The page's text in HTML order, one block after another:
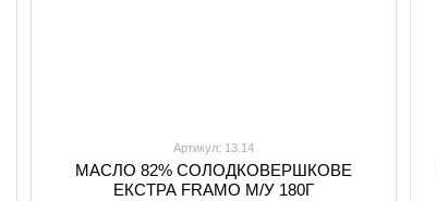
Артикул: 13.14
МАСЛО 82% СОЛОДКОВЕРШКОВЕ
ЕКСТРА FRAMO М/У 180Г